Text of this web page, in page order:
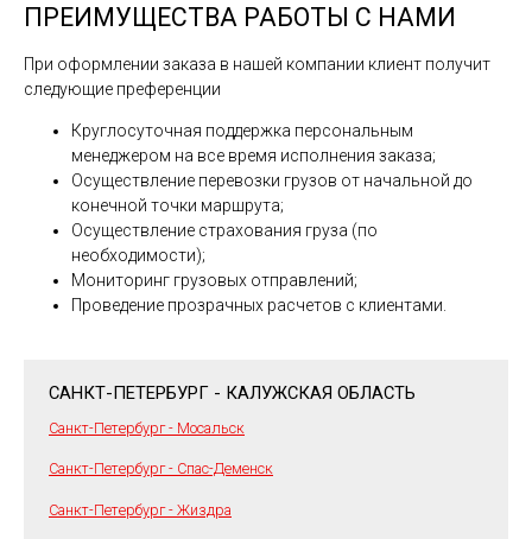
ПРЕИМУЩЕСТВА РАБОТЫ С НАМИ
При оформлении заказа в нашей компании клиент получит
следующие преференции
Круглосуточная поддержка персональным
менеджером на все время исполнения заказа;
Осуществление перевозки грузов от начальной до
конечной точки маршрута;
Осуществление страхования груза (по
необходимости);
Мониторинг грузовых отправлений;
Проведение прозрачных расчетов с клиентами.
САНКТ-ПЕТЕРБУРГ - КАЛУЖСКАЯ ОБЛАСТЬ
Санкт-Петербург - Мосальск
Санкт-Петербург - Спас-Деменск
Санкт-Петербург - Жиздра